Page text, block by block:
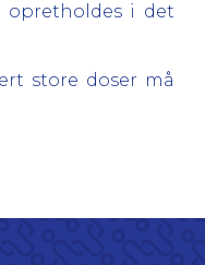
opretholdes i det
store doser må